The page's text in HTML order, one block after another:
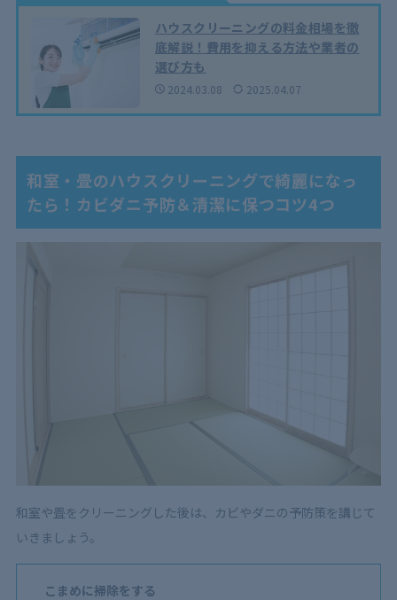
ハウスクリーニングの料金相場を徹
底解説！費用を抑える方法や業者の
選び方も
2024.03.08 2025.04.07
和室・畳のハウスクリーニングで綺麗になっ
たら！カビダニ予防＆清潔に保つコツ4つ
和室や畳をクリーニングした後は、カビやダニの予防策を講じて
いきましょう。
こまめに掃除をする